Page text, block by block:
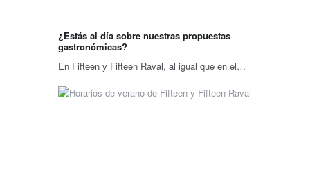
¿Estás al día sobre nuestras propuestas
gastronómicas?
En Fifteen y Fifteen Raval, al igual que en el…